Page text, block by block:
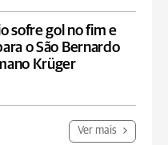
sofre gol no fim e
o São Bernardo
Krüger
Ver mais